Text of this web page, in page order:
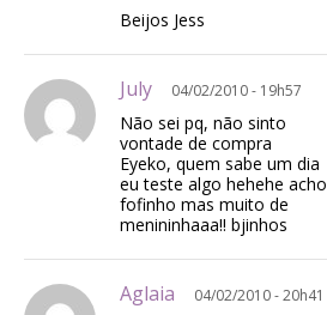
Beijos Jess
July 04/02/2010 - 19h57
Não sei pq, não sinto
vontade de compra
Eyeko, quem sabe um dia
eu teste algo hehehe acho
fofinho mas muito de
menininhaaa!! bjinhos
Aglaia 04/02/2010 - 20h41